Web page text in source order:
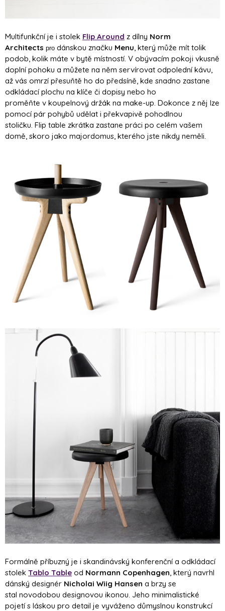
Multifunkční je i stolek Flip Around z dílny Norm
Architects pro dánskou značku Menu, který může mít tolik
podob, kolik máte v bytě místností. V obývacím pokoji vkusně
doplní pohoku a můžete na něm servírovat odpolední kávu,
až vás omrzí přesuňtě ho do předsíně, kde snadno zastane
odkládací plochu na klíče či dopisy nebo ho
proměňte v koupelnový držák na make-up. Dokonce z něj lze
pomocí pár pohybů udělat i překvapivě pohodlnou
stoličku. Flip table zkrátka zastane práci po celém vašem
domě, skoro jako majordomus, kterého jste nikdy neměli.
Formálně příbuzný je i skandinávský konferenční a odkládací
stolek Tablo Table od Normann Copenhagen, který navrhl
dánský designér Nicholai Wiig Hansen a brzy se
stal novodobou designovou ikonou. Jeho minimalistické
pojetí s láskou pro detail je vyváženo důmyslnou konstrukcí